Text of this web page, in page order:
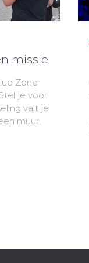
missie
Zone
je voor:
valt je
muur,